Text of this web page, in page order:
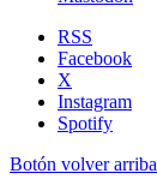
RSS
Facebook
X
Instagram
Spotify
Botón volver arriba